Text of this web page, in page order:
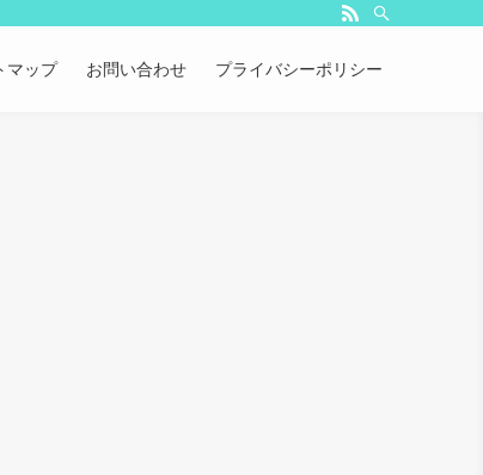
マップ お問い合わせ プライバシーポリシー